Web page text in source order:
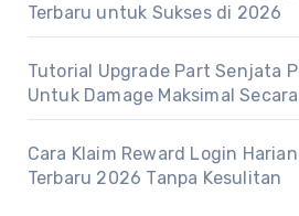
Terbaru untuk Sukses di 2026
Tutorial Upgrade Part Senjata
Untuk Damage Maksimal
Cara Klaim Reward Login
Terbaru 2026 Tanpa Kesulitan